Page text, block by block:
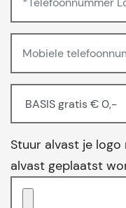
Stuur alvast je
alvast geplaatst